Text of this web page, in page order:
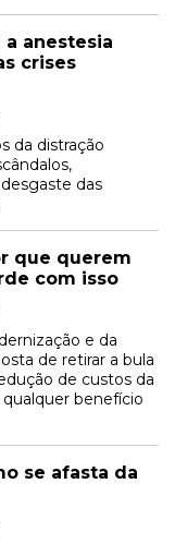
a anestesia
crises
da distração
das
que querem
com isso
e da
de retirar a bula
de custos da
benefício
se afasta da